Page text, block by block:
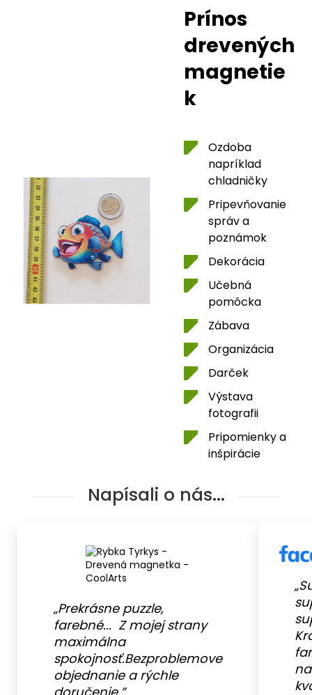
Prínos
drevených
magnetie
k
Ozdoba
napríklad
chladničky
Pripevňovanie
správ a
poznámok
Dekorácia
Učebná
pomôcka
Zábava
Organizácia
Darček
Výstava
fotografii
Pripomienky a
inšpirácie
Napísali o nás...
„Prekrásne puzzle,
farebné... Z mojej strany
maximálna
spokojnosť.Bezproblemove
objednanie a rýchle